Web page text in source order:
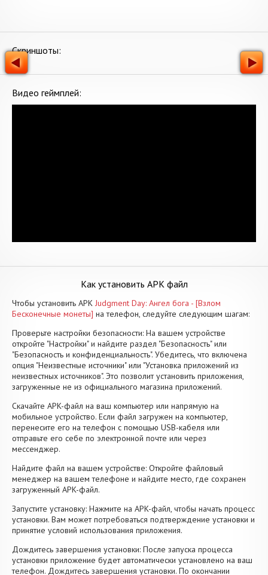
Скриншоты:
Видео геймплей:
Как установить APK файл
Чтобы установить APK Judgment Day: Ангел бога - [Взлом
Бесконечные монеты] на телефон, следуйте следующим шагам:
Проверьте настройки безопасности: На вашем устройстве
откройте "Настройки" и найдите раздел "Безопасность" или
"Безопасность и конфиденциальность". Убедитесь, что включена
опция "Неизвестные источники" или "Установка приложений из
неизвестных источников". Это позволит установить приложения,
загруженные не из официального магазина приложений.
Скачайте APK-файл на ваш компьютер или напрямую на
мобильное устройство. Если файл загружен на компьютер,
перенесите его на телефон с помощью USB-кабеля или
отправьте его себе по электронной почте или через
мессенджер.
Найдите файл на вашем устройстве: Откройте файловый
менеджер на вашем телефоне и найдите место, где сохранен
загруженный APK-файл.
Запустите установку: Нажмите на APK-файл, чтобы начать процесс
установки. Вам может потребоваться подтверждение установки и
принятие условий использования приложения.
Дождитесь завершения установки: После запуска процесса
установки приложение будет автоматически установлено на ваш
телефон. Дождитесь завершения установки. По окончании